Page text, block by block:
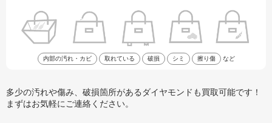
内部の汚れ・カビ 取れている 破損 シミ 擦り傷 など
多少の汚れや傷み、破損箇所があるダイヤモンドも買取可能です！
まずはお気軽にご連絡ください。